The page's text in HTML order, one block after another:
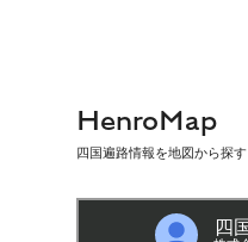
HenroMap
四国遍路情報を地図から探す